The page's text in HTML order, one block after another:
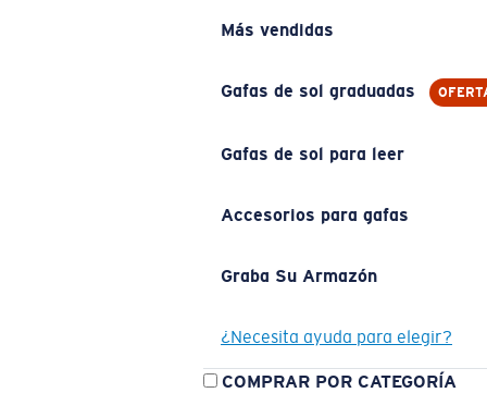
Más vendidas
Gafas de sol graduadas
Gafas de sol para leer
Accesorios para gafas
Graba Su Armazón
¿Necesita ayuda para elegir?
COMPRAR POR CATEGORÍA